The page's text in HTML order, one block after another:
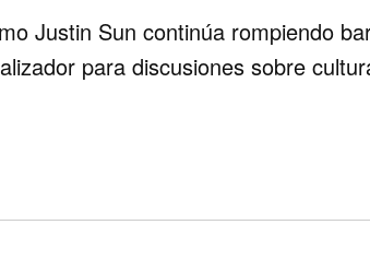
Justin Sun continúa rompiendo
para discusiones sobre